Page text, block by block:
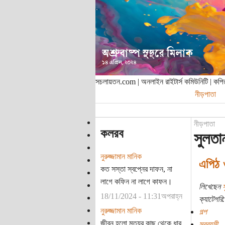
সচলায়তন.com | অনলাইন রাইটার্স কমিউনিটি |
নীড়পাতা
কলরব
নুরুজ্জামান মানিক
কত সস্তা স্বপ্নের দাফন, না
লাগে কফিন না লাগে কাফন।
18/11/2024 - 11:31অপরাহ্ন
নুরুজ্জামান মানিক
জীবন হলো মৃত্যুর কাছ থেকে ধার
নীড়পাতা
এপিঠ
লিখেছেন
ক্যাটেগরি:
গল্প